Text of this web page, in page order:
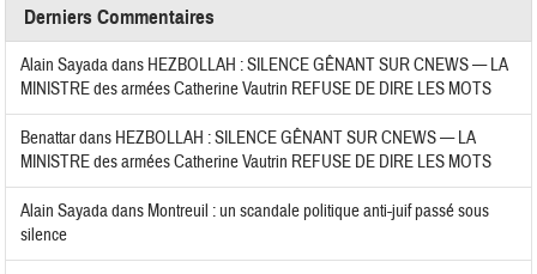
Derniers Commentaires
Alain Sayadadans HEZBOLLAH : SILENCE GÊNANT SUR CNEWS — LA
MINISTRE des armées Catherine Vautrin REFUSE DE DIRE LES MOTS
Benattardans HEZBOLLAH : SILENCE GÊNANT SUR CNEWS — LA
MINISTRE des armées Catherine Vautrin REFUSE DE DIRE LES MOTS
Alain Sayadadans Montreuil : un scandale politique anti-juif passé sous
silence